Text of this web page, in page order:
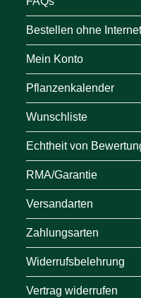
Bestellen ohne
Mein Konto
Pflanzenkalender
Wunschliste
Echtheit von
RMA/Garantie
Versandarten
Zahlungsarten
Widerrufsbelehrung
Vertrag widerrufen